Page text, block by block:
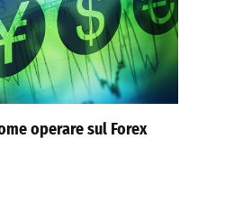
operare sul Forex